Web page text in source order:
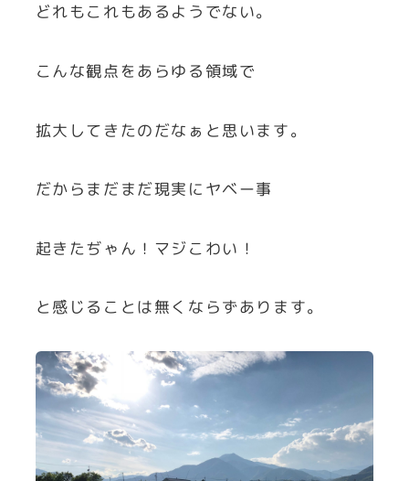
どれもこれもあるようでない。
こんな観点をあらゆる領域で
拡大してきたのだなぁと思います。
だからまだまだ現実にヤベー事
起きたぢゃん！マジこわい！
と感じることは無くならずあります。